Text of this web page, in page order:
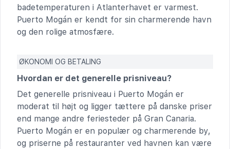
badetemperaturen i Atlanterhavet er varmest.
Puerto Mogán er kendt for sin charmerende havn
og den rolige atmosfære.
ØKONOMI OG BETALING
Hvordan er det generelle prisniveau?
Det generelle prisniveau i Puerto Mogán er
moderat til højt og ligger tættere på danske priser
end mange andre feriesteder på Gran Canaria.
Puerto Mogán er en populær og charmerende by,
og priserne på restauranter ved havnen kan være